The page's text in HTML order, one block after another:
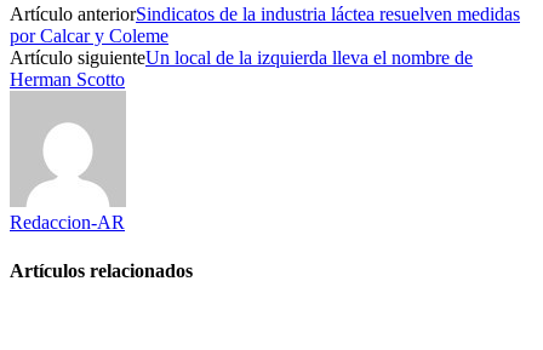
Artículo anteriorSindicatos de la industria láctea resuelven medidas
por Calcar y Coleme
Artículo siguienteUn local de la izquierda lleva el nombre de
Herman Scotto
Redaccion-AR
Artículos relacionados